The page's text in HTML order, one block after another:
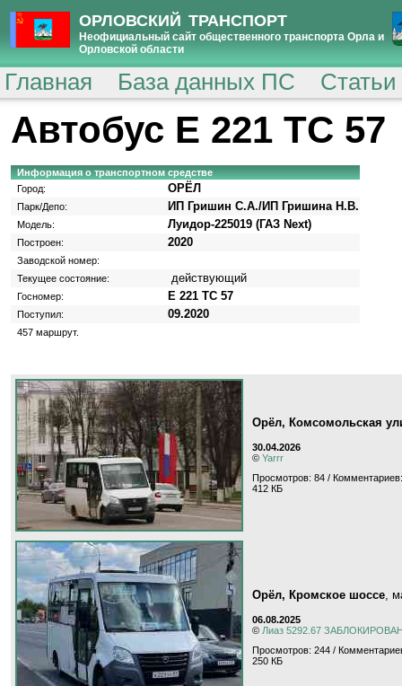
ОРЛОВСКИЙ ТРАНСПОРТ
Неофициальный сайт общественного транспорта Орла и
Орловской области
Главная База данных ПС
Автобус Е 221 ТС 57
Информация о транспортном средстве
Город:
ОРЁЛ
Парк/Депо: ИП Гришин С.А./ИП Гришина Н.В.
Модель: Луидор-225019 (ГАЗ Next)
Построен: 2020
Заводской номер:
Текущее состояние:
действующий
Госномер: Е 221 ТС 57
Поступил: 09.2020
457 маршрут.
Орёл, Комсомольская
30.04.2026
© Yarrr
Просмотров: 84 /
412 КБ
Орёл, Кромское шоссе,
06.08.2025
© Лиаз 5292.67
Просмотров: 244 /
250 КБ